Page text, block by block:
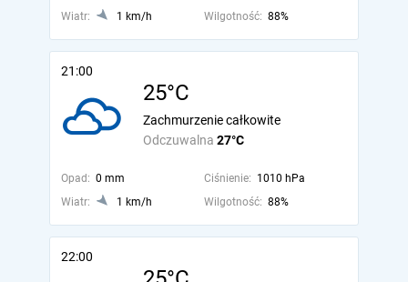
Wiatr:
1 km/h Wilgotność: 88%
21:00
25°C
Odczuwalna 27°C
Zachmurzenie całkowite
Opad: 0 mm Ciśnienie: 1010 hPa
Wiatr:
1 km/h Wilgotność: 88%
22:00